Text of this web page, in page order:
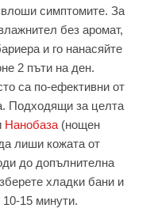
симптомите. За
без аромат,
и го нанасяйте
2 пъти на ден.
са по-ефективни от
Подходящи за целта
Нанобаза (нощен
лиши кожата от
до допълнителна
хладки бани и
10-15 минути.